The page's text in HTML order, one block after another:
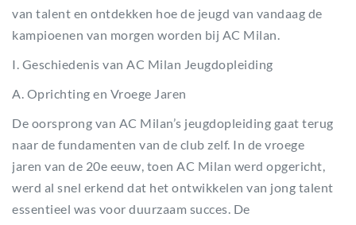
van talent en ontdekken hoe de jeugd van vandaag de
kampioenen van morgen worden bij AC Milan.
I. Geschiedenis van AC Milan Jeugdopleiding
A. Oprichting en Vroege Jaren
De oorsprong van AC Milan’s jeugdopleiding gaat terug
naar de fundamenten van de club zelf. In de vroege
jaren van de 20e eeuw, toen AC Milan werd opgericht,
werd al snel erkend dat het ontwikkelen van jong talent
essentieel was voor duurzaam succes. De